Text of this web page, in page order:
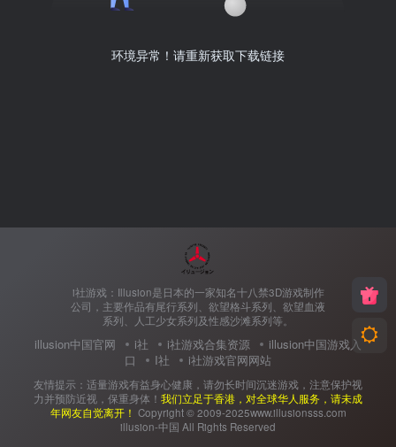
环境异常！请重新获取下载链接
i社游戏：Illusion是日本的一家知名十八禁3D游戏制作
公司，主要作品有尾行系列、欲望格斗系列、欲望血液
系列、人工少女系列及性感沙滩系列等。
illusion中国官网 i社 i社游戏合集资源
illusion中国游戏入
口
I社 i社游戏官网网站
友情提示：适量游戏有益身心健康，请勿长时间沉迷游戏，注意保护视
力并预防近视，保重身体！ 我们立足于香港，对全球华人服务，请未成
年网友自觉离开！ Copyright © 2009-2025www.illusionsss.com
illusion-中国 All Rights Reserved